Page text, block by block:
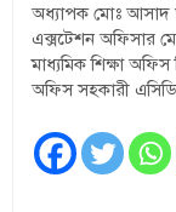
অধ্যাপক মোঃ আসাদ
এক্সটেশন অফিসার
মাধ্যমিক শিক্ষা
অফিস সহকারী